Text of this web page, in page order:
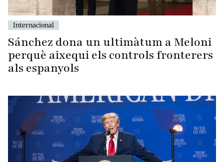
Internacional
Sánchez dona un ultimàtum a Meloni
perquè aixequi els controls fronterers
als espanyols